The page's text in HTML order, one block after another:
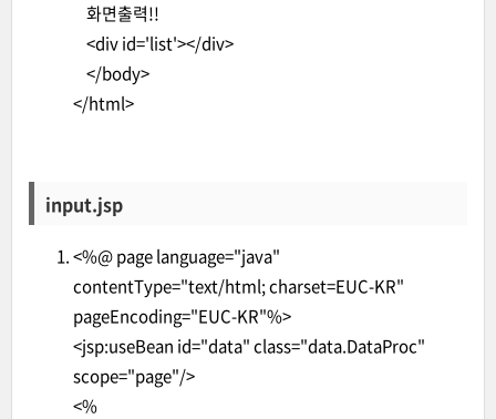
화면출력!!
<div id='list'></div>
</body>
</html>
input.jsp
<%@ page language="java"
contentType="text/html; charset=EUC-KR"
pageEncoding="EUC-KR"%>
<jsp:useBean id="data" class="data.DataProc"
scope="page"/>
<%